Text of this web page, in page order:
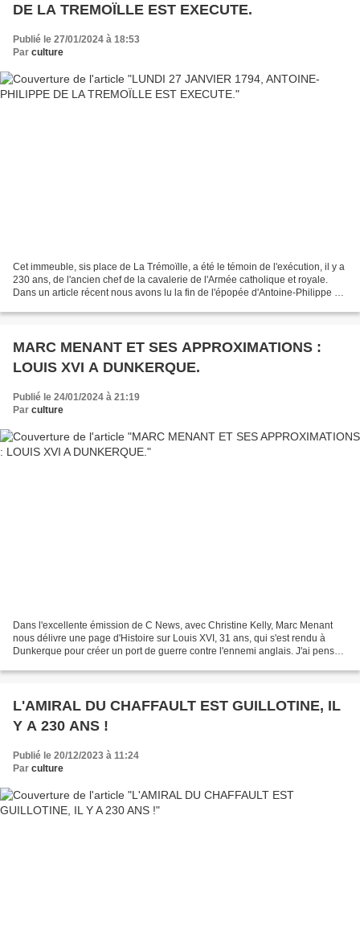
DE LA TREMOÏLLE EST EXECUTE.
Publié le 27/01/2024 à 18:53
Par culture
Cet immeuble, sis place de La Trémoïlle, a été le témoin de l'exécution, il y a
230 ans, de l'ancien chef de la cavalerie de l'Armée catholique et royale.
Dans un article récent nous avons lu la fin de l'épopée d'Antoine-Philippe de
MARC MENANT ET SES APPROXIMATIONS :
LOUIS XVI A DUNKERQUE.
Publié le 24/01/2024 à 21:19
Par culture
Dans l'excellente émission de C News, avec Christine Kelly, Marc Menant
nous délivre une page d'Histoire sur Louis XVI, 31 ans, qui s'est rendu à
Dunkerque pour créer un port de guerre contre l'ennemi anglais. J'ai pensé
L'AMIRAL DU CHAFFAULT EST GUILLOTINE, IL
Y A 230 ANS !
Publié le 20/12/2023 à 11:24
Par culture